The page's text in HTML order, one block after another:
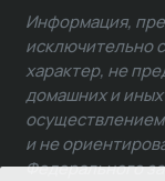
Информация,
исключительно
характер, не
домашних и
и не
Федерального